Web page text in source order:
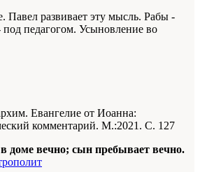
Павел развивает эту мысль. Рабы -
педагогом. Усыновление во
Евангелие от Иоанна:
комментарий. М.:2021. С. 127
доме вечно; сын пребывает вечно.